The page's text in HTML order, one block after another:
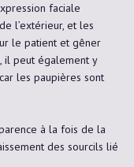
faciale
l’extérieur, et les
le patient et gêner
il peut également y
les paupières sont
à la fois de la
des sourcils lié